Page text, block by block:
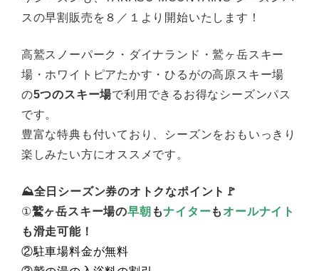
スの早割販売を８／１より開始いたします！
高鷲スノーパーク・ダイナランド・鷲ヶ岳スキー
場・ホワイトピアたかす・ひるがの高原スキー場
の5つのスキー場で利用できるお得なシーズンパス
です。
豊富な特典も付いており、シーズンをおもいっきり
楽しみたい方にオススメです。
⛰全日シーズン券のオトクなポイント🚩
①鷲ヶ岳スキー場の早朝 もナイターも オールナイト
も滑走可能！
②駐車場料金が無料